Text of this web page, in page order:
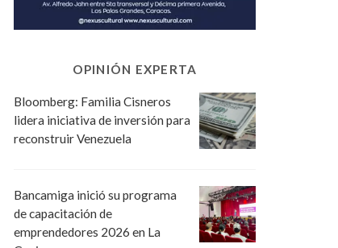
OPINIÓN EXPERTA
Bloomberg: Familia Cisneros
lidera iniciativa de inversión para
reconstruir Venezuela
Bancamiga inició su programa
de capacitación de
emprendedores 2026 en La